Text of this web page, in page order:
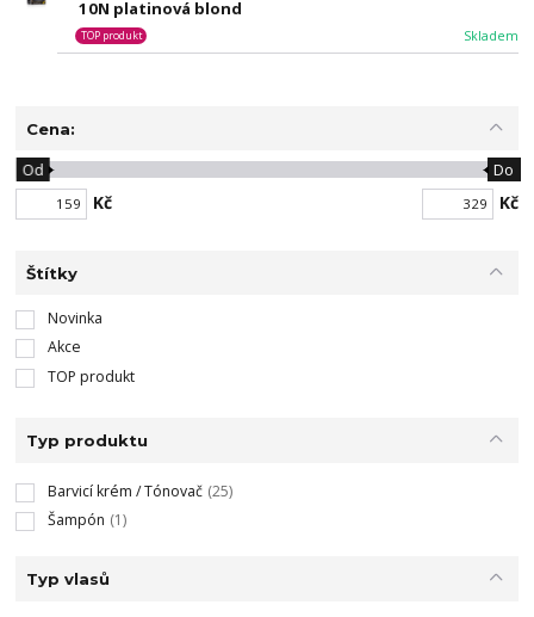
10N platinová blond
Skladem
TOP produkt
Cena:
Kč
Od Do
Kč
Štítky
Novinka
Akce
TOP produkt
Typ produktu
Barvicí krém / Tónovač (25)
Šampón (1)
Typ vlasů